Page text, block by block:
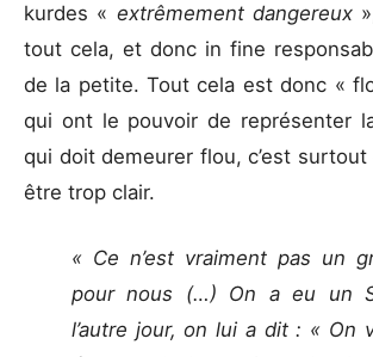
kurdes « extrêmement dangereux
tout cela, et donc in fine
de la petite. Tout cela est donc «
qui ont le pouvoir de représenter
qui doit demeurer flou, c’est
être trop clair.
« Ce n’est vraiment pas un
pour nous (…) On a eu un
l’autre jour, on lui a dit : « On